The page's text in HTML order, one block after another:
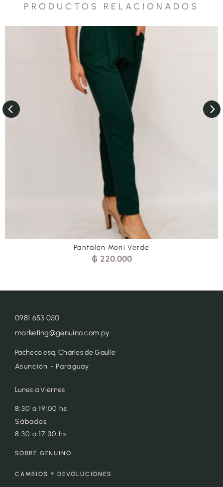
PRODUCTOS RELACIONADOS
Enterito Morley corto negro
0981 653 050
marketing@genuino.com.py
Pacheco esq. Charles de Gaulle
Asunción - Paraguay
Lunes a Viernes
8:30 a 19:00 hs
Sábados
8:30 a 17:30 hs
SOBRE GENUINO
CAMBIOS Y DEVOLUCIONES